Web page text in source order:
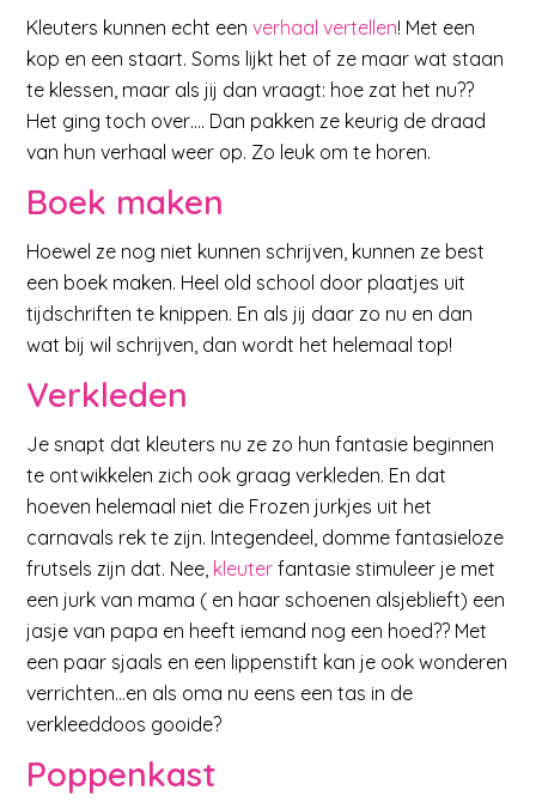
Kleuters kunnen echt eenverhaal vertellen! Met een
kop en een staart. Soms lijkt het of ze maar wat staan
te klessen, maar als jij dan vraagt: hoe zat het nu??
Het ging toch over…. Dan pakken ze keurig de draad
van hun verhaal weer op. Zo leuk om te horen.
Boek maken
Hoewel ze nog niet kunnen schrijven, kunnen ze best
een boek maken. Heel old school door plaatjes uit
tijdschriften te knippen. En als jij daar zo nu en dan
wat bij wil schrijven, dan wordt het helemaal top!
Verkleden
Je snapt dat kleuters nu ze zo hun fantasie beginnen
te ontwikkelen zich ook graag verkleden. En dat
hoeven helemaal niet die Frozen jurkjes uit het
carnavals rek te zijn. Integendeel, domme fantasieloze
frutsels zijn dat. Nee, kleuter fantasie stimuleer je met
een jurk van mama ( en haar schoenen alsjeblieft) een
jasje van papa en heeft iemand nog een hoed?? Met
een paar sjaals en een lippenstift kan je ook wonderen
verrichten…en als oma nu eens een tas in de
verkleeddoos gooide?
Poppenkast